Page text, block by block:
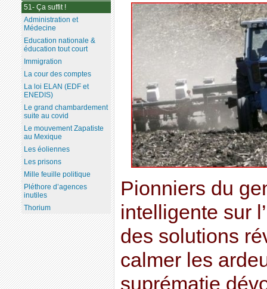
Pionniers du
intelligente sur
des solutions
calmer les
suprématie
51- Ça suffit !
Administration et
Médecine
Education nationale &
éducation tout court
Immigration
La cour des comptes
La loi ELAN (EDF et
ENEDIS)
Le grand chambardement
suite au covid
Le mouvement Zapatiste
au Mexique
Les éoliennes
Les prisons
Mille feuille politique
Pléthore d’agences
inutiles
Thorium